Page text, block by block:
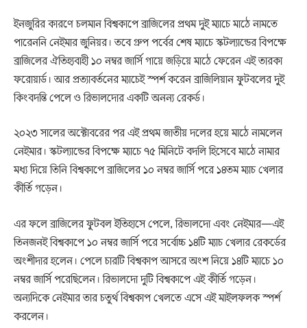
ইনজুরির কারণে চলমান বিশ্বকাপে ব্রাজিলের প্রথম দুই ম্যাচে মাঠে নামতে
পারেননি নেইমার জুনিয়র। তবে গ্রুপ পর্বের শেষ ম্যাচে স্কটল্যান্ডের বিপক্ষে
ব্রাজিলের ঐতিহ্যবাহী ১০ নম্বর জার্সি গায়ে জড়িয়ে মাঠে ফেরেন এই তারকা
ফরোয়ার্ড। আর প্রত্যাবর্তনের ম্যাচেই স্পর্শ করেন ব্রাজিলিয়ান ফুটবলের দুই
কিংবদন্তি পেলে ও রিভালদোর একটি অনন্য রেকর্ড।
২০২৩ সালের অক্টোবরের পর এই প্রথম জাতীয় দলের হয়ে মাঠে নামলেন
নেইমার। স্কটল্যান্ডের বিপক্ষে ম্যাচে ৭৫ মিনিটে বদলি হিসেবে মাঠে নামার
মধ্য দিয়ে তিনি বিশ্বকাপে ব্রাজিলের ১০ নম্বর জার্সি পরে ১৪তম ম্যাচ খেলার
কীর্তি গড়েন।
এর ফলে ব্রাজিলের ফুটবল ইতিহাসে পেলে, রিভালদো এবং নেইমার—এই
তিনজনই বিশ্বকাপে ১০ নম্বর জার্সি পরে সর্বোচ্চ ১৪টি ম্যাচ খেলার রেকর্ডের
অংশীদার হলেন। পেলে চারটি বিশ্বকাপ আসরে অংশ নিয়ে ১৪টি ম্যাচে ১০
নম্বর জার্সি পরেছিলেন। রিভালদো দুটি বিশ্বকাপে এই কীর্তি গড়েন।
অন্যদিকে নেইমার তার চতুর্থ বিশ্বকাপ খেলতে এসে এই মাইলফলক স্পর্শ
করলেন।